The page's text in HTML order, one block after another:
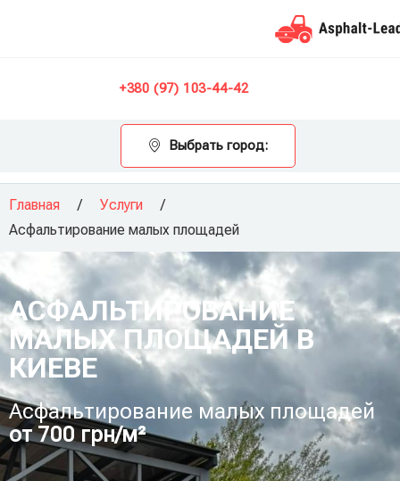
+380 (97) 103-44-42
Выбрать город:
Главная / Услуги
/
Асфальтирование малых площадей
АСФАЛЬТИРОВАНИЕ
МАЛЫХ ПЛОЩАДЕЙ В
КИЕВЕ
Асфальтирование малых площадей
от 700 грн/м²